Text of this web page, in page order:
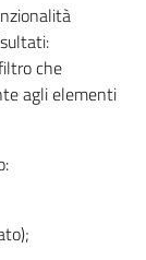
che
agli elementi